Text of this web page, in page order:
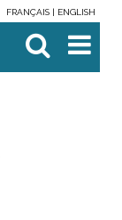
FRANÇAIS ENGLISH

avancée…